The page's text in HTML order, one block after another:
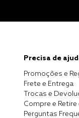
Precisa de
Promoções e
Frete e Entrega
Trocas e
Compre e Retire
Perguntas